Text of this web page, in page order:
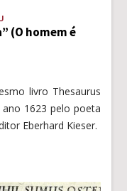
(O homem é
livro Thesaurus
1623 pelo poeta
Eberhard Kieser.